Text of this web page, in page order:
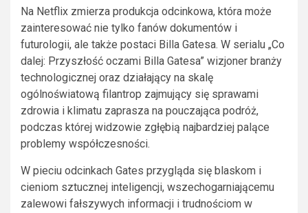
Na Netflix zmierza produkcja odcinkowa, która może
zainteresować nie tylko fanów dokumentów i
futurologii, ale także postaci Billa Gatesa. W serialu „Co
dalej: Przyszłość oczami Billa Gatesa” wizjoner branży
technologicznej oraz działający na skalę
ogólnoświatową filantrop zajmujący się sprawami
zdrowia i klimatu zaprasza na pouczająca podróż,
podczas której widzowie zgłębią najbardziej palące
problemy współczesności.
W pieciu odcinkach Gates przygląda się blaskom i
cieniom sztucznej inteligencji, wszechogarniającemu
zalewowi fałszywych informacji i trudnościom w